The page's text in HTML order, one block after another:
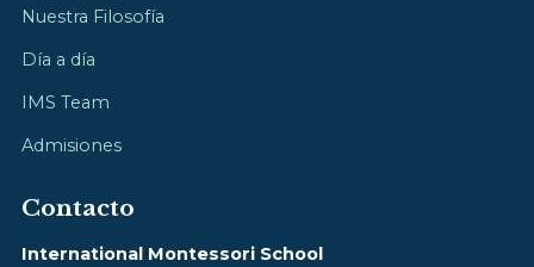
Nuestra Filosofía
Día a día
IMS Team
Admisiones
Contacto
International Montessori School